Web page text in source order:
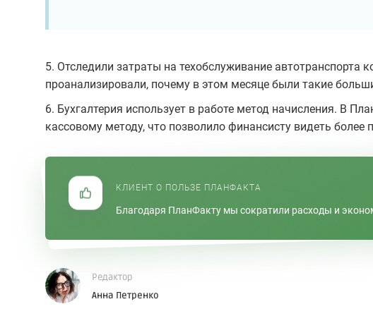
5. Отследили затраты на техобслуживание автотранспорта
проанализировали, почему в этом месяце были такие
6. Бухгалтерия использует в работе метод начисления. В
кассовому методу, что позволило финансисту видеть
КЛИЕНТ О ПОЛЬЗЕ ПЛАНФАКТА
Благодаря ПланФакту мы сократили расходы и
Редактор
Анна Петренко